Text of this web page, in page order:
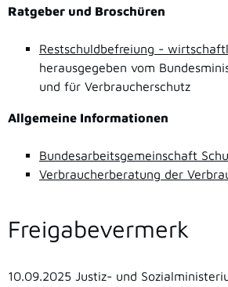
Ratgeber und Broschüren
Restschuldbefreiung -
herausgegeben vom
und für Verbraucherschutz
Allgemeine Informationen
Bundesarbeitsgemeinschaft
Verbraucherberatung der
Freigabevermerk
10.09.2025 Justiz- und